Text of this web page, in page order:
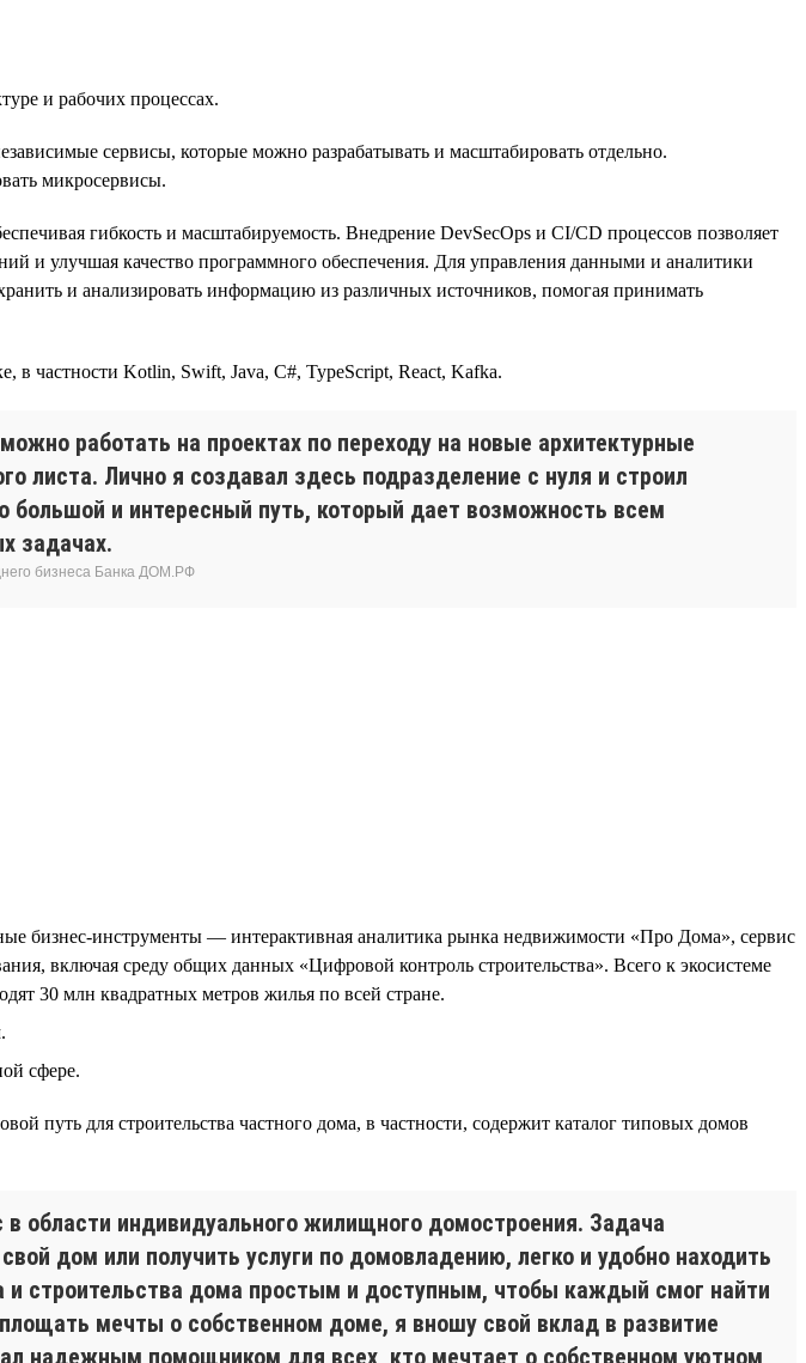
и рабочих процессах.
сервисы, которые можно разрабатывать и масштабировать отдельно.
микросервисы.
гибкость и масштабируемость. Внедрение DevSecOps и CI/CD процессов позволяет
и улучшая качество программного обеспечения. Для управления данными и аналитики
и анализировать информацию из различных источников, помогая принимать
в частности Kotlin, Swift, Java, C#, TypeScript, React, Kafka.
работать на проектах по переходу на новые архитектурные
листа. Лично я создавал здесь подразделение с нуля и строил
большой и интересный путь, который дает возможность всем
задачах.
бизнеса Банка ДОМ.РФ
бизнес-инструменты — интерактивная аналитика рынка недвижимости «Про Дома», сервис
включая среду общих данных «Цифровой контроль строительства». Всего к экосистеме
30 млн квадратных метров жилья по всей стране.
сфере.
путь для строительства частного дома, в частности, содержит каталог типовых домов
области индивидуального жилищного домостроения. Задача
дом или получить услуги по домовладению, легко и удобно находить
строительства дома простым и доступным, чтобы каждый смог найти
мечты о собственном доме, я вношу свой вклад в развитие
надежным помощником для всех, кто мечтает о собственном уютном